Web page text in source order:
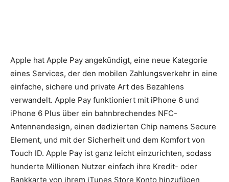
Apple hat Apple Pay angekündigt, eine neue Kategorie
eines Services, der den mobilen Zahlungsverkehr in eine
einfache, sichere und private Art des Bezahlens
verwandelt. Apple Pay funktioniert mit iPhone 6 und
iPhone 6 Plus über ein bahnbrechendes NFC-
Antennendesign, einen dedizierten Chip namens Secure
Element, und mit der Sicherheit und dem Komfort von
Touch ID. Apple Pay ist ganz leicht einzurichten, sodass
hunderte Millionen Nutzer einfach ihre Kredit- oder
Bankkarte von ihrem iTunes Store Konto hinzufügen